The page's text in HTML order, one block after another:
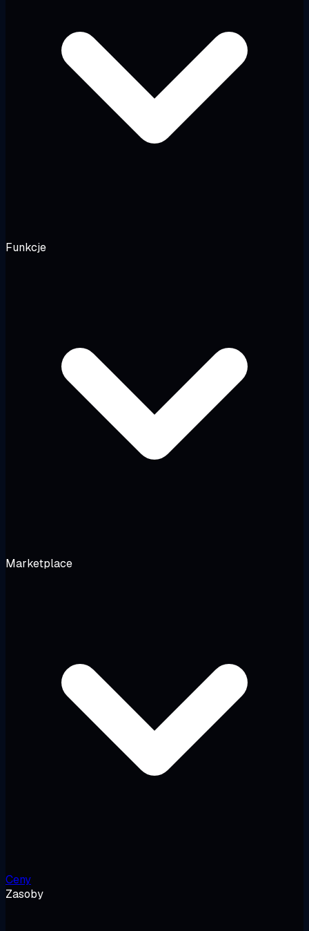
Funkcje
Marketplace
Ceny
Zasoby